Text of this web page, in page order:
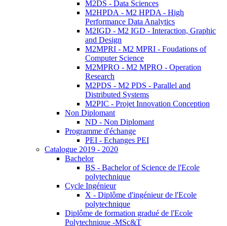
M2DS - Data Sciences
M2HPDA - M2 HPDA - High
Performance Data Analytics
M2IGD - M2 IGD - Interaction, Graphic
and Design
M2MPRI - M2 MPRI - Foudations of
Computer Science
M2MPRO - M2 MPRO - Operation
Research
M2PDS - M2 PDS - Parallel and
Distributed Systems
M2PIC - Projet Innovation Conception
Non Diplomant
ND - Non Diplomant
Programme d'échange
PEI - Echanges PEI
Catalogue 2019 - 2020
Bachelor
BS - Bachelor of Science de l'Ecole
polytechnique
Cycle Ingénieur
X - Diplôme d'ingénieur de l'Ecole
polytechnique
Diplôme de formation gradué de l'Ecole
Polytechnique -MSc&T